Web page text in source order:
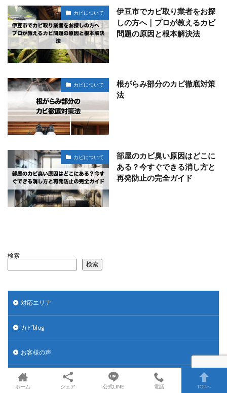
カビについて
伊豆市でカビ取り業者をお探
しの方へ｜プロが教えるカビ
問題の原因と根本解決法
カビについて
根がらみ部分のカビ徹底対策
法
カビについて
部屋のカビ臭い原因はどこに
ある？今すぐできる消し方と
再発防止の完全ガイド
検索
検索
対応エリア
カビblog
お客様の声
選ばれる理由
ホーム シェア 公式LINE 電話 TOPへ